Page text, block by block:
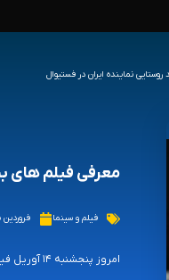
معرفی فیلم‌ های بخش مسابقه
فیلم و سینما فروردین ۲۵, ۱۴۰۱
امروز پنجشنبه ۱۴ آوریل فیلم های بخش مسابقه هفتاد و پنجمین دوره جشنواره «کن» معرفی شدند.